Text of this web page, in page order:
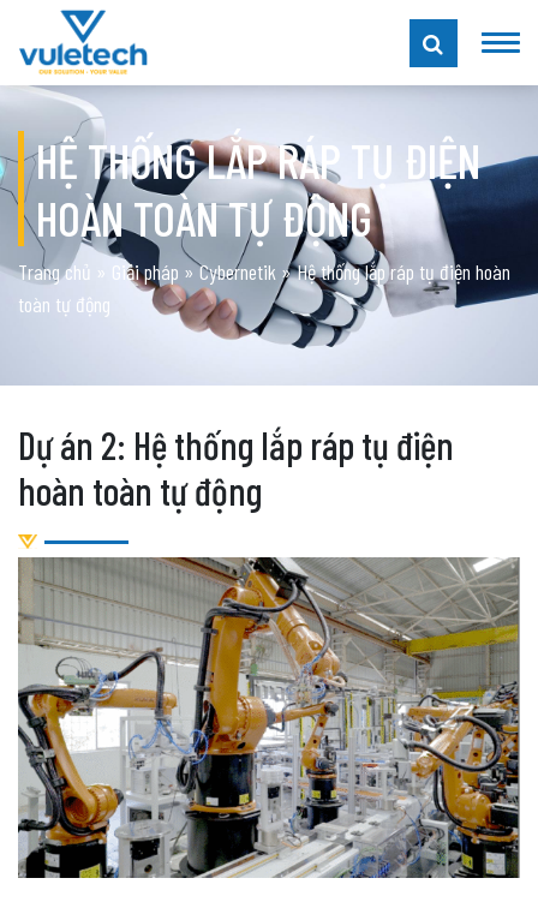
HỆ THỐNG LẮP RÁP TỤ ĐIỆN
HOÀN TOÀN TỰ ĐỘNG
Trang chủ » Giải pháp »Cybernetik »Hệ thống lắp ráp tụ điện hoàn
toàn tự động
Dự án 2: Hệ thống lắp ráp tụ điện
hoàn toàn tự động